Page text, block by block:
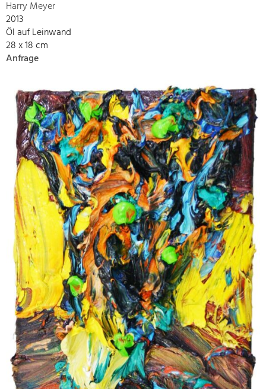
Harry Meyer
2013
Öl auf Leinwand
28 x 18 cm
Anfrage